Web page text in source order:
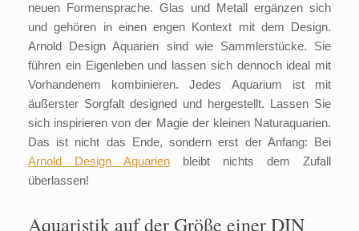
neuen Formensprache. Glas und Metall ergänzen sich
und gehören in einen engen Kontext mit dem Design.
Arnold Design Aquarien sind wie Sammlerstücke. Sie
führen ein Eigenleben und lassen sich dennoch ideal mit
Vorhandenem kombinieren. Jedes Aquarium ist mit
äußerster Sorgfalt designed und hergestellt. Lassen Sie
sich inspirieren von der Magie der kleinen Naturaquarien.
Das ist nicht das Ende, sondern erst der Anfang: Bei
Arnold Design Aquarien bleibt nichts dem Zufall
überlassen!
Aquaristik auf der Größe einer DIN